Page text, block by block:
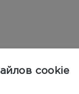
cookie